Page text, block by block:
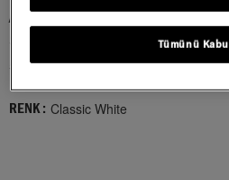
AUTHENTIC HI 2.0
Style : VN000E8H2VZ1
5.499,00 TL
RENK : Classic White
Tümünü